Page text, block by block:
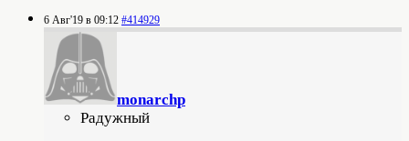
6 Авг'19 в 09:12 #414929
monarchp
Радужный